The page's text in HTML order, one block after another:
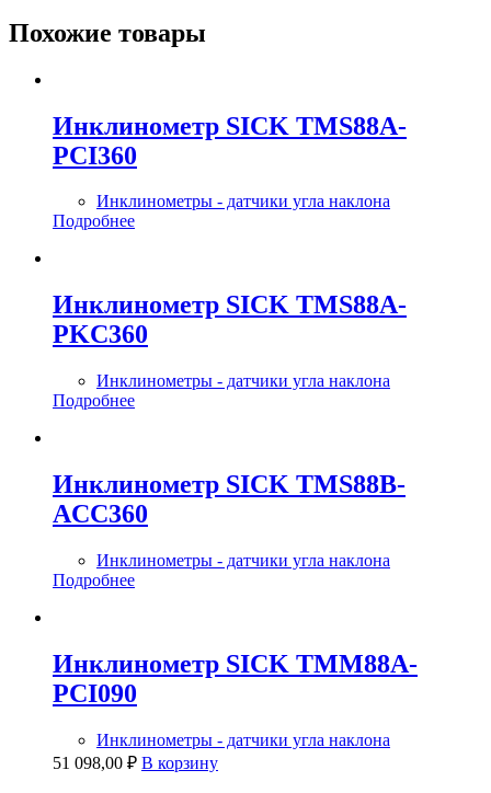
Похожие товары
Инклинометр SICK TMS88A-
PCI360
Инклинометры - датчики угла наклона
Подробнее
Инклинометр SICK TMS88A-
PKC360
Инклинометры - датчики угла наклона
Подробнее
Инклинометр SICK TMS88B-
ACC360
Инклинометры - датчики угла наклона
Подробнее
Инклинометр SICK TMM88A-
PCI090
Инклинометры - датчики угла наклона
51 098,00 ₽ В корзину